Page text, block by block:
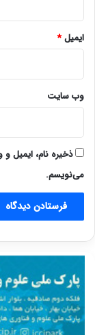
ایمیل*
وب‌ سایت
ذخیره نام، ایمیل
می‌نویسم.